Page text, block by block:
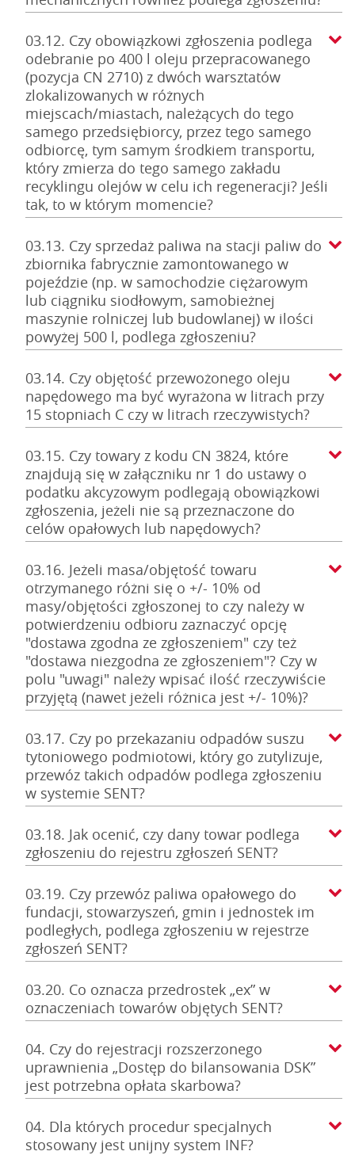
03.12. Czy obowiązkowi zgłoszenia podlega
odebranie po 400 l oleju przepracowanego
(pozycja CN 2710) z dwóch warsztatów
zlokalizowanych w różnych
miejscach/miastach, należących do tego
samego przedsiębiorcy, przez tego samego
odbiorcę, tym samym środkiem transportu,
który zmierza do tego samego zakładu
recyklingu olejów w celu ich regeneracji? Jeśli
tak, to w którym momencie?
03.13. Czy sprzedaż paliwa na stacji paliw do
zbiornika fabrycznie zamontowanego w
pojeździe (np. w samochodzie ciężarowym
lub ciągniku siodłowym, samobieżnej
maszynie rolniczej lub budowlanej) w ilości
powyżej 500 l, podlega zgłoszeniu?
03.14. Czy objętość przewożonego oleju
napędowego ma być wyrażona w litrach przy
15 stopniach C czy w litrach rzeczywistych?
03.15. Czy towary z kodu CN 3824, które
znajdują się w załączniku nr 1 do ustawy o
podatku akcyzowym podlegają obowiązkowi
zgłoszenia, jeżeli nie są przeznaczone do
celów opałowych lub napędowych?
03.16. Jeżeli masa/objętość towaru
otrzymanego różni się o +/- 10% od
masy/objętości zgłoszonej to czy należy w
potwierdzeniu odbioru zaznaczyć opcję
"dostawa zgodna ze zgłoszeniem" czy też
"dostawa niezgodna ze zgłoszeniem"? Czy w
polu "uwagi" należy wpisać ilość rzeczywiście
przyjętą (nawet jeżeli różnica jest +/- 10%)?
03.17. Czy po przekazaniu odpadów suszu
tytoniowego podmiotowi, który go zutylizuje,
przewóz takich odpadów podlega zgłoszeniu
w systemie SENT?
03.18. Jak ocenić, czy dany towar podlega
zgłoszeniu do rejestru zgłoszeń SENT?
03.19. Czy przewóz paliwa opałowego do
fundacji, stowarzyszeń, gmin i jednostek im
podległych, podlega zgłoszeniu w rejestrze
zgłoszeń SENT?
03.20. Co oznacza przedrostek „ex” w
oznaczeniach towarów objętych SENT?
04. Czy do rejestracji rozszerzonego
uprawnienia „Dostęp do bilansowania DSK”
jest potrzebna opłata skarbowa?
04. Dla których procedur specjalnych
stosowany jest unijny system INF?